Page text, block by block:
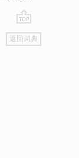
go
top
返回词典